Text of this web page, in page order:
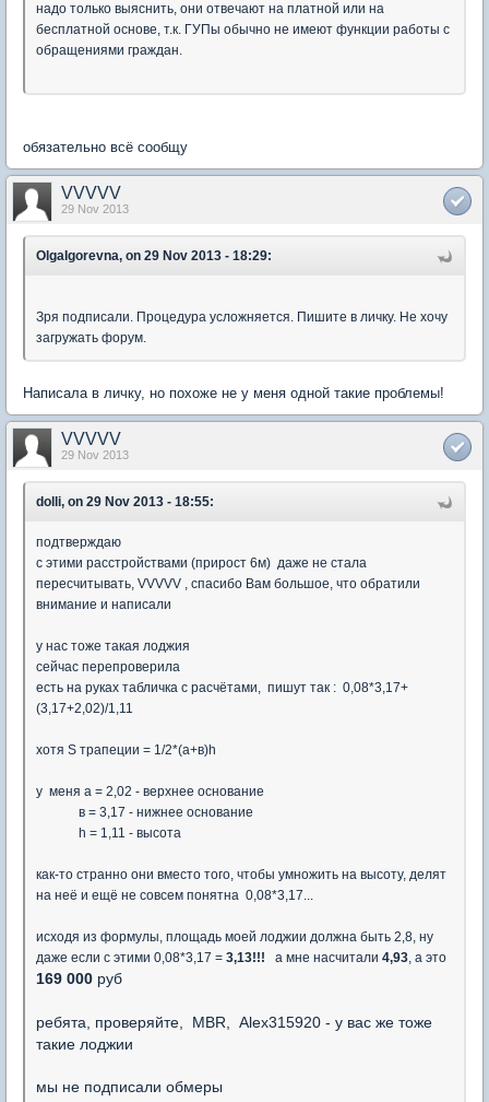
надо только выяснить, они отвечают на платной или на
бесплатной основе, т.к. ГУПы обычно не имеют функции работы с
обращениями граждан.
обязательно всё сообщу
VVVVV
29 Nov 2013
OlgaIgorevna, on 29 Nov 2013 - 18:29:
Зря подписали. Процедура усложняется. Пишите в личку. Не хочу
загружать форум.
Написала в личку, но похоже не у меня одной такие проблемы!
VVVVV
29 Nov 2013
dolli, on 29 Nov 2013 - 18:55:
подтверждаю
с этими расстройствами (прирост 6м) даже не стала
пересчитывать, VVVVV , спасибо Вам большое, что обратили
внимание и написали
у нас тоже такая лоджия
сейчас перепроверила
есть на руках табличка с расчётами, пишут так : 0,08*3,17+
(3,17+2,02)/1,11
хотя S трапеции = 1/2*(а+в)h
у меня а = 2,02 - верхнее основание
в = 3,17 - нижнее основание
h = 1,11 - высота
как-то странно они вместо того, чтобы умножить на высоту, делят
на неё и ещё не совсем понятна 0,08*3,17...
исходя из формулы, площадь моей лоджии должна быть 2,8, ну
даже если с этими 0,08*3,17 = 3,13!!! а мне насчитали 4,93, а это
169 000 руб
ребята, проверяйте, MBR, Alex315920 - у вас же тоже
такие лоджии
мы не подписали обмеры